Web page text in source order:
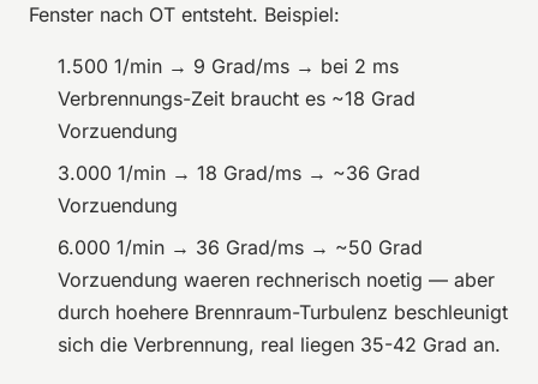
Fenster nach OT entsteht. Beispiel:
1.500 1/min → 9 Grad/ms → bei 2 ms
Verbrennungs-Zeit braucht es ~18 Grad
Vorzuendung
3.000 1/min → 18 Grad/ms → ~36 Grad
Vorzuendung
6.000 1/min → 36 Grad/ms → ~50 Grad
Vorzuendung waeren rechnerisch noetig — aber
durch hoehere Brennraum-Turbulenz beschleunigt
sich die Verbrennung, real liegen 35-42 Grad an.